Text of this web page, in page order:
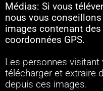
Médias: Si vous
nous vous conseillons
images contenant
coordonnées GPS.
Les personnes
télécharger et extraire
depuis ces images.